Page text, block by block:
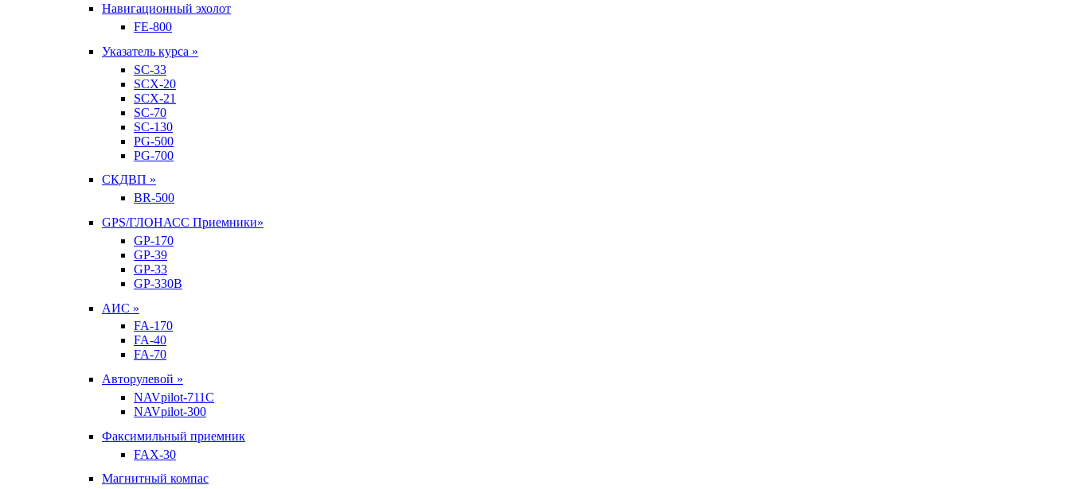
Навигационный эхолот
FE-800
Указатель курса »
SC-33
SCX-20
SCX-21
SC-70
SC-130
PG-500
PG-700
СКДВП »
BR-500
GPS/ГЛОНАСС Приемники»
GP-170
GP-39
GP-33
GP-330B
АИС »
FA-170
FA-40
FA-70
Авторулевой »
NAVpilot-711С
NAVpilot-300
Факсимильный приемник
FAX-30
Магнитный компас